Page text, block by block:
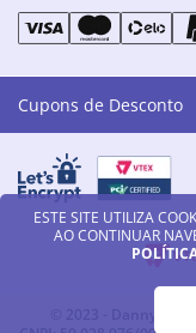
ESTE SITE UTILIZA
AO CONTINUAR
Cupons de Desconto
© 2023 - Danny